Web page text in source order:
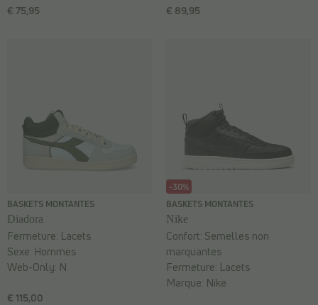
€ 75,95 € 89,95
BASKETS MONTANTES
Diadora
€ 115,00
Fermeture: Lacets
Sexe: Hommes
Web-Only: N
-30%
BASKETS MONTANTES
Nike
Confort: Semelles non
marquantes
Fermeture: Lacets
Marque: Nike